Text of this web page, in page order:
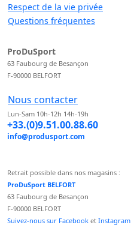
Respect de la vie privée
Questions fréquentes
ProDuSport
63 Faubourg de Besançon
F-90000 BELFORT
Nous contacter
Lun-Sam 10h-12h 14h-19h
+33.(0)9.51.00.88.60
info@produsport.com
Retrait possible dans nos magasins :
ProDuSport BELFORT
63 Faubourg de Besançon
F-90000 BELFORT
Suivez-nous sur Facebook et Instagram